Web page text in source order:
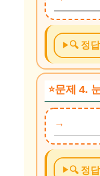
🔍 정
문제 4.
🔍 정